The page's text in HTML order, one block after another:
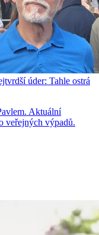
úder: Tahle ostrá
Aktuální
veřejných výpadů.